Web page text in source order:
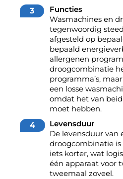
Functies
Wasmachines en
tegenwoordig
afgesteld op
bepaald
allergenen
droogcombinatie
programma’s,
een losse
omdat het van
moet hebben.
Levensduur
De levensduur van
droogcombinatie
iets korter, wat
één apparaat voor
tweemaal zoveel.